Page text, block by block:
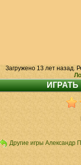
Загружено 13 лет назад.
Другие игры Александр